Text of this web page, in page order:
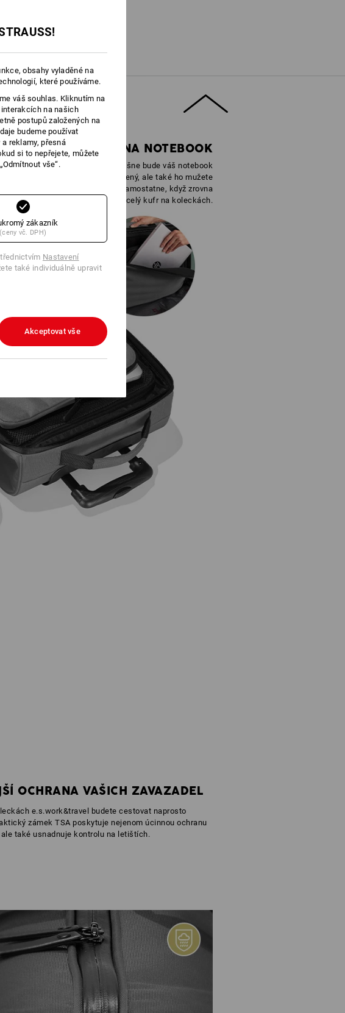
BRAŠNA NA NOTEBOOK
V odnímatelné brašne bude váš notebook
nejen bezpecne uložený, ale také ho mužete
prepravovat samostatne, když zrovna
nebudete potrebovat celý kufr na koleckách.
OCHRANA VAŠICH ZAVAZADEL
e.s.work&travel budete cestovat naprosto
zámek TSA poskytuje nejenom úcinnou ochranu
také usnadnuje kontrolu na letištích.
obsahy vyladěné na
které používáme.
váš souhlas. Kliknutím na
na našich
postupů založených na
budeme používat
reklamy, přesná
si to nepřejete, můžete
vše“.
zákazník
(ceny vč. DPH)
Nastavení
také individuálně upravit
Akceptovat vše